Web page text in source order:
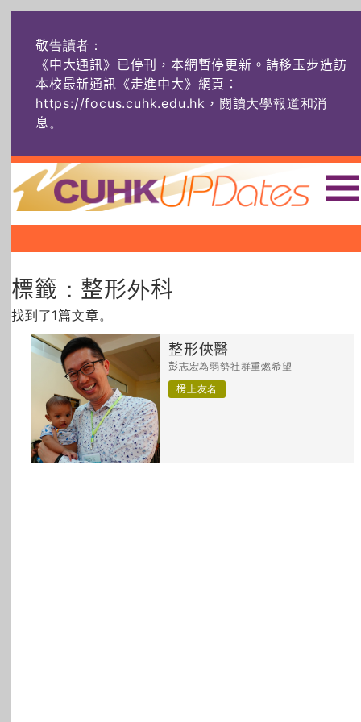
敬告讀者：
《中大通訊》已停刊，本網暫停更新。請移玉步造訪
本校最新通訊《走進中大》網頁：
https://focus.cuhk.edu.hk，閱讀大學報道和消
息。
主頁 |||
社創薈動 六物窺人
藝士匹靈 雅共賞
所有主題
標籤：整形外科
找到了1篇文章。
整形俠醫
彭志宏為弱勢社群重燃希望
榜上友名